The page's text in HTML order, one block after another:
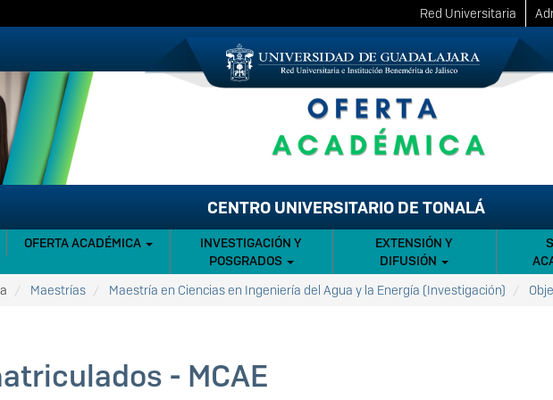
Red Universitaria
CENTRO UNIVERSITARIO DE TONALÁ
OFERTA ACADÉMICA
INVESTIGACIÓN Y
POSGRADOS
EXTENSIÓN Y
DIFUSIÓN
Maestrías Maestría en Ciencias en Ingeniería del Agua y la Energía (Investigación)
- MCAE